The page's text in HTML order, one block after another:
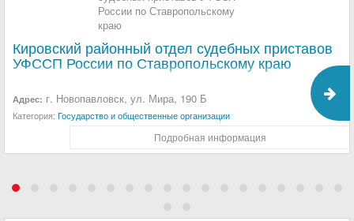
Кировский районный отдел судебных приставов
УФССП России по Ставропольскому краю
Адрес: г. Новопавловск, ул. Мира, 190 Б
Категория: Государство и общественные организации
Подробная информация